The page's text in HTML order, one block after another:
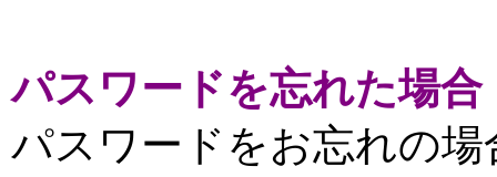
パスワードを忘れた場合
パスワードをお忘れの